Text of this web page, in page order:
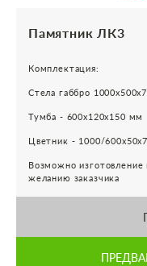
Памятник ЛК3
Комплектация:
Стела габбро
Тумба - 600х120х150 мм
Цветник - 1000/
Возможно изготовление
желанию заказчика